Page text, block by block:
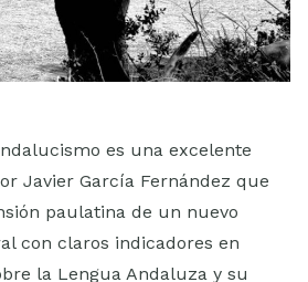
es una excelente
Javier García Fernández que
paulatina de un nuevo
con claros indicadores en
la Lengua Andaluza y su